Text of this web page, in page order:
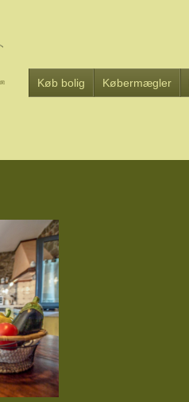
Køb bolig Købermægler